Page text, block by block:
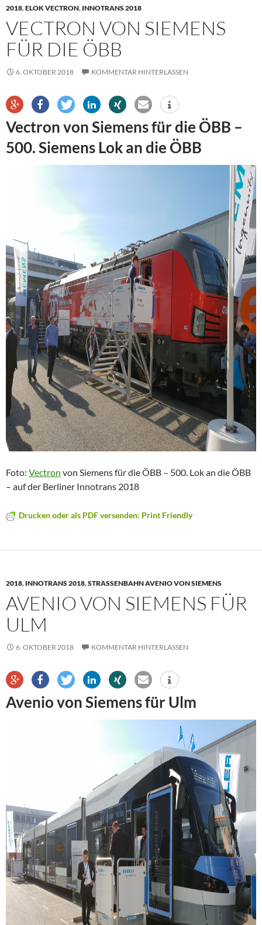
2018,ELOK VECTRON, INNOTRANS 2018
VECTRON VON SIEMENS
FÜR DIE ÖBB
6. OKTOBER 2018 KOMMENTAR HINTERLASSEN
Vectron von Siemens für die ÖBB –
500. Siemens Lok an die ÖBB
Foto: Vectron von Siemens für die ÖBB – 500. Lok an die ÖBB
– auf der Berliner Innotrans 2018
Drucken oder als PDF versenden: Print Friendly
2018, INNOTRANS 2018,STRASSENBAHN AVENIO VON SIEMENS
AVENIO VON SIEMENS FÜR
ULM
6. OKTOBER 2018 KOMMENTAR HINTERLASSEN
Avenio von Siemens für Ulm